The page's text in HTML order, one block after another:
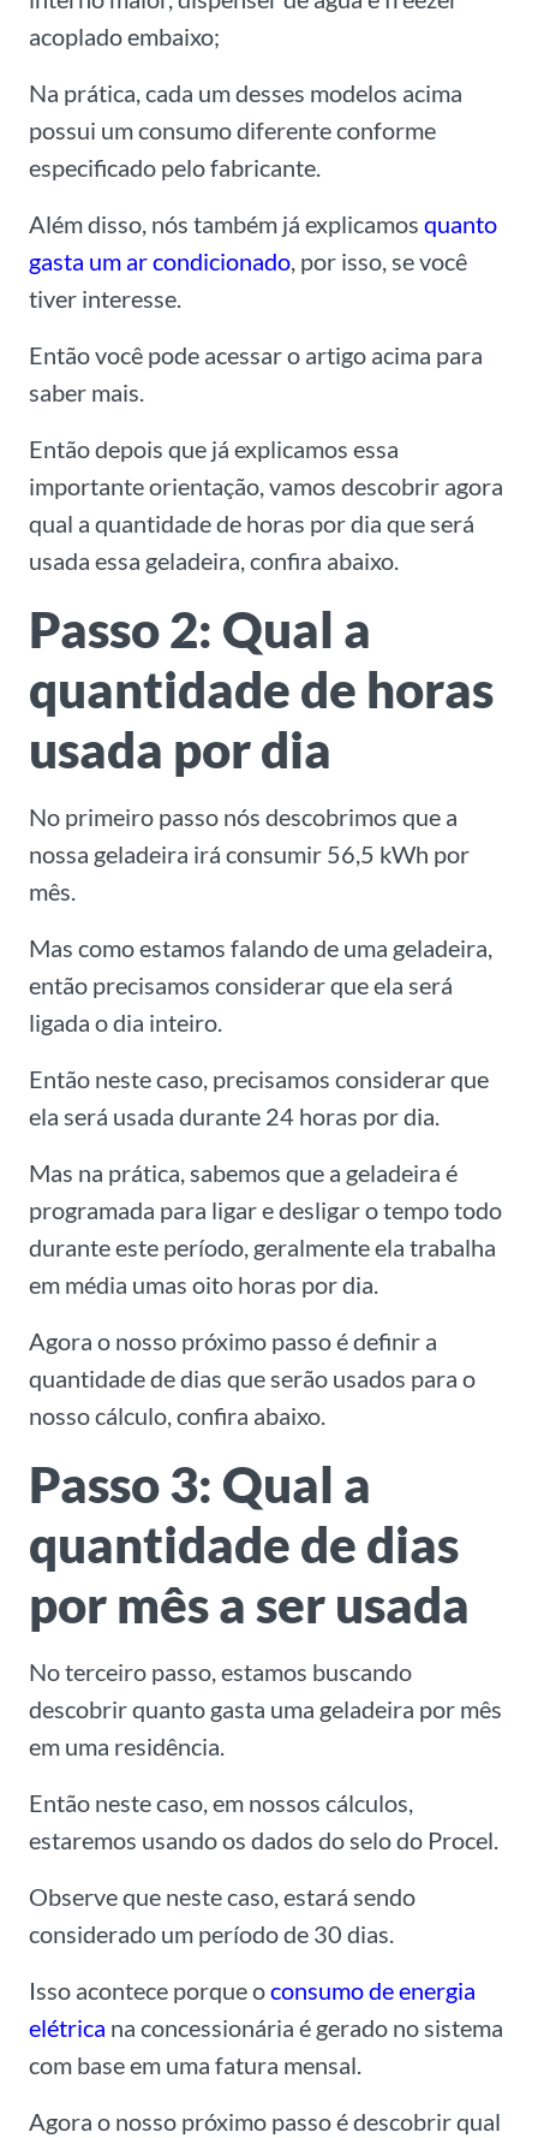
acoplado embaixo;
Na prática, cada um desses modelos acima
possui um consumo diferente conforme
especificado pelo fabricante.
Além disso, nós também já explicamos quanto
gasta um ar condicionado, por isso, se você
tiver interesse.
Então você pode acessar o artigo acima para
saber mais.
Então depois que já explicamos essa
importante orientação, vamos descobrir agora
qual a quantidade de horas por dia que será
usada essa geladeira, confira abaixo.
Passo 2: Qual a
quantidade de horas
usada por dia
No primeiro passo nós descobrimos que a
nossa geladeira irá consumir 56,5 kWh por
mês.
Mas como estamos falando de uma geladeira,
então precisamos considerar que ela será
ligada o dia inteiro.
Então neste caso, precisamos considerar que
ela será usada durante 24 horas por dia.
Mas na prática, sabemos que a geladeira é
programada para ligar e desligar o tempo todo
durante este período, geralmente ela trabalha
em média umas oito horas por dia.
Agora o nosso próximo passo é definir a
quantidade de dias que serão usados para o
nosso cálculo, confira abaixo.
Passo 3: Qual a
quantidade de dias
por mês a ser usada
No terceiro passo, estamos buscando
descobrir quanto gasta uma geladeira por mês
em uma residência.
Então neste caso, em nossos cálculos,
estaremos usando os dados do selo do Procel.
Observe que neste caso, estará sendo
considerado um período de 30 dias.
Isso acontece porque oconsumo de energia
elétrica na concessionária é gerado no sistema
com base em uma fatura mensal.
Agora o nosso próximo passo é descobrir qual